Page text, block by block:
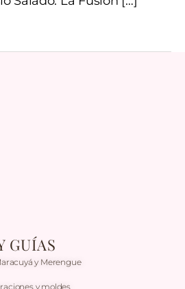
GUÍAS
y Merengue
y moldes